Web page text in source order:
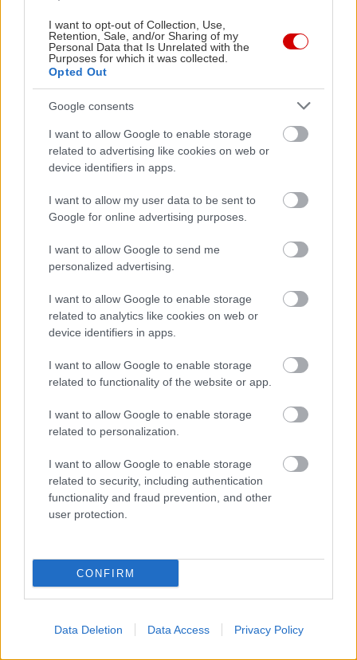
I want to opt-out of Collection, Use,
Retention, Sale, and/or Sharing of my
Personal Data that Is Unrelated with the
Purposes for which it was collected.
Opted Out
Google consents
I want to allow Google to enable storage
related to advertising like cookies on web or
device identifiers in apps.
I want to allow my user data to be sent to
Google for online advertising purposes.
I want to allow Google to send me
personalized advertising.
I want to allow Google to enable storage
related to analytics like cookies on web or
device identifiers in apps.
I want to allow Google to enable storage
related to functionality of the website or app.
I want to allow Google to enable storage
related to personalization.
I want to allow Google to enable storage
related to security, including authentication
functionality and fraud prevention, and other
user protection.
CONFIRM
Data Deletion Data Access Privacy Policy
feed"). Αυτό θα σβήσει το ιστορικό των
υποσυνείδητων προτιμήσεων σου και θα σου
δώσει μια λευκή σελίδα.
Χρησιμοποίησε τα φίλτρα λέξεων-κλειδιών
Πρόσθεσε συγκεκριμένες λέξεις-κλειδιά ή
hashtags που έχεις βαρεθεί να βλέπεις (π.χ.
συγκεκριμένα brands, trends ή viral προϊόντα)
στα φίλτρα σου ώστε να μην εμφανίζονται
Δήλωσε ενεργά τι ΔΕΝ σε ενδιαφέρει
Μην προσπερνάς απλώς ένα βίντεο που σου
φαίνεται επαναλαμβανόμενο. Κράτα πατημένη
την οθόνη και πάτα το εικονίδιο με το ραγισμένο
σήμα «Δεν με ενδιαφέρει» (Not Interested).
Σπάσε το μοτίβο του χρόνου
Αν σου εμφανιστεί κάτι εντελώς διαφορετικό,
περίεργο ή εκτός των συνηθισμένων σου
γουστών, κάτσε και δες το μέχρι το τέλος, ακόμα
νέα, απρόβλεπτα δεδομένα για να επεξεργαστεί.